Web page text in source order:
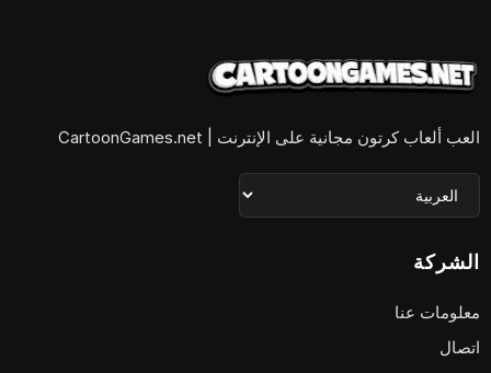
العب ألعاب كرتون مجانية على الإنترنت | CartoonGames.net
الشركة
معلومات عنا
اتصال